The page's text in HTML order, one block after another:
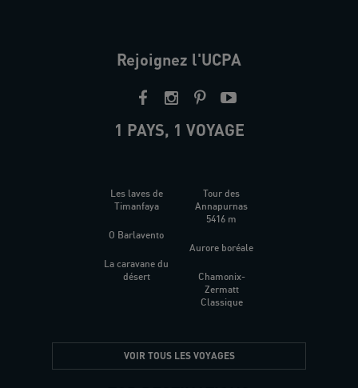
Rejoignez l'UCPA
1 PAYS, 1 VOYAGE
Les laves de
Timanfaya
O Barlavento
La caravane du
désert
Tour des
Annapurnas
5416 m
Aurore boréale
Chamonix-
Zermatt
Classique
VOIR TOUS LES VOYAGES